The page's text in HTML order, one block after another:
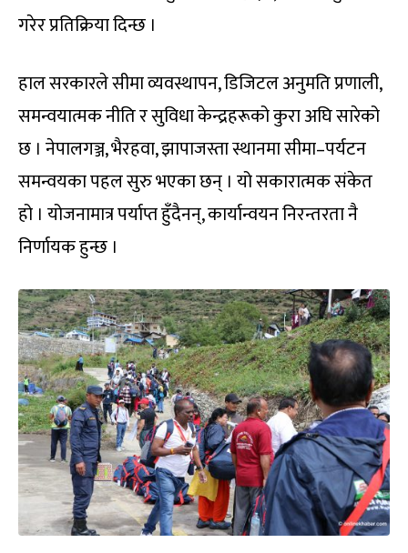
गरेर प्रतिक्रिया दिन्छ ।
हाल सरकारले सीमा व्यवस्थापन, डिजिटल अनुमति प्रणाली,
समन्वयात्मक नीति र सुविधा केन्द्रहरूको कुरा अघि सारेको
छ । नेपालगञ्ज, भैरहवा, झापाजस्ता स्थानमा सीमा–पर्यटन
समन्वयका पहल सुरु भएका छन् । यो सकारात्मक संकेत
हो । योजनामात्र पर्याप्त हुँदैनन्, कार्यान्वयन निरन्तरता नै
निर्णायक हुन्छ ।